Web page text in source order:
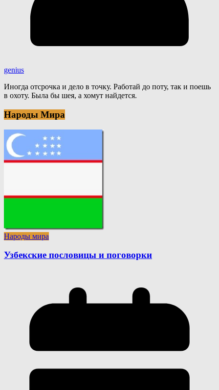
genius
Иногда отсрочка и дело в точку. Работай до поту, так и поешь
в охоту. Была бы шея, а хомут найдется.
Народы Мира
Народы мира
Узбекские пословицы и поговорки